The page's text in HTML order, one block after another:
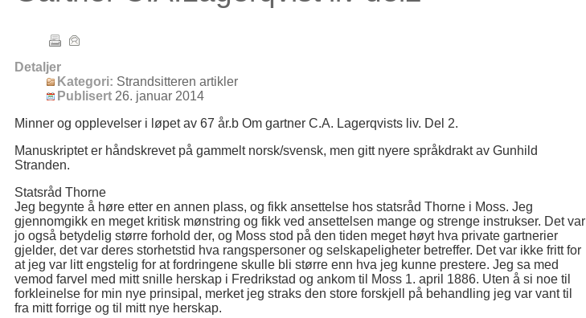
Detaljer
Kategori: Strandsitteren artikler
Publisert 26. januar 2014
Minner og opplevelser i løpet av 67 år.b Om gartner C.A. Lagerqvists liv. Del 2.
Manuskriptet er håndskrevet på gammelt norsk/svensk, men gitt nyere språkdrakt av Gunhild
Stranden.
Statsråd Thorne
Jeg begynte å høre etter en annen plass, og fikk ansettelse hos statsråd Thorne i Moss. Jeg
gjennomgikk en meget kritisk mønstring og fikk ved ansettelsen mange og strenge instrukser. Det var
jo også betydelig større forhold der, og Moss stod på den tiden meget høyt hva private gartnerier
gjelder, det var deres storhetstid hva rangspersoner og selskapeligheter betreffer. Det var ikke fritt for
at jeg var litt engstelig for at fordringene skulle bli større enn hva jeg kunne prestere. Jeg sa med
vemod farvel med mitt snille herskap i Fredrikstad og ankom til Moss 1. april 1886. Uten å si noe til
forkleinelse for min nye prinsipal, merket jeg straks den store forskjell på behandling jeg var vant til
fra mitt forrige og til mitt nye herskap.